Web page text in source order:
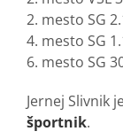
2. mesto SG
4. mesto SG
6. mesto SG
Jernej Slivnik
športnik.